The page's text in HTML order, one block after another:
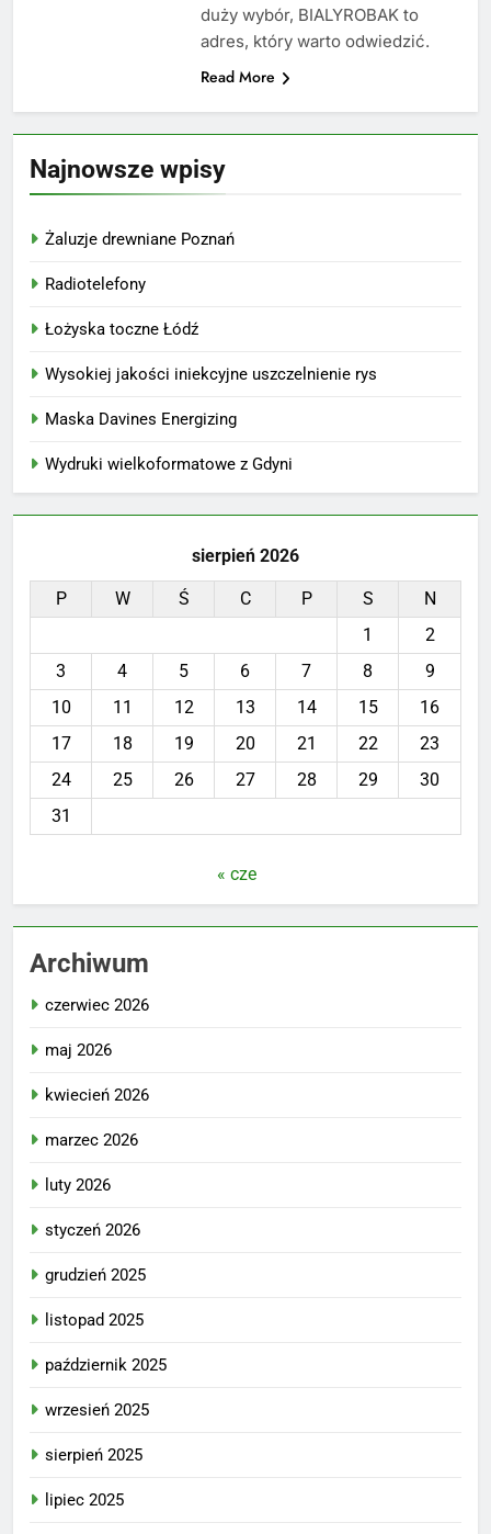
duży wybór, BIALYROBAK to
adres, który warto odwiedzić.
Read More
Najnowsze wpisy
Żaluzje drewniane Poznań
Radiotelefony
Łożyska toczne Łódź
Wysokiej jakości iniekcyjne uszczelnienie rys
Maska Davines Energizing
Wydruki wielkoformatowe z Gdyni
sierpień 2026
P W Ś C P S
N
1
2
3
4 5 6 7 8
9
10
11 12 13 14 15
16
17
18 19 20 21 22
23
24
25 26 27 28 29
30
31
« cze
Archiwum
czerwiec 2026
maj 2026
kwiecień 2026
marzec 2026
luty 2026
styczeń 2026
grudzień 2025
listopad 2025
październik 2025
wrzesień 2025
sierpień 2025
lipiec 2025